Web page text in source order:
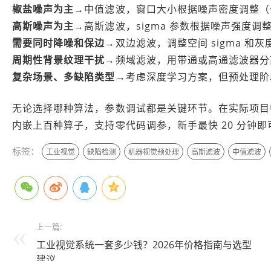
椒盐噪声为主→中值滤波，窗口大小根据噪声密度调整
高斯噪声为主→高斯滤波，sigma 参数根据噪声强度调
需要同时降噪和保边→双边滤波，调整空间 sigma 和灰
周期性背景纹理干扰→频域滤波，用带通或高通滤波器
复杂场景、多缺陷类型 →考虑深度学习方案，但预处理
无论选择哪种算法，参数调试都是关键环节。在实际项
内嵌上百种算子，支持零代码调参，新手最快 20 分钟
标签： 工业视觉 缺陷检测 机器视觉预处理 高斯滤波 中值滤波
上一篇:
工业视觉系统一套多少钱？2026年价格指南与选型